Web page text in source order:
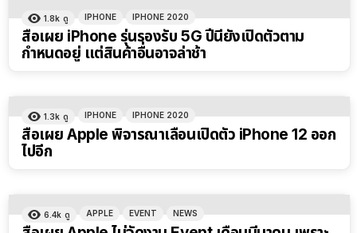
1.8k ดู IPHONE IPHONE 2020
สื่อเผย iPhone รุ่นรองรับ 5G ปีนี้ยังเปิดตัวตาม
กำหนดอยู่ แต่สินค้าอื่นอาจล่าช้า
1.3k ดู IPHONE IPHONE 2020
สื่อเผย Apple พิจารณาเลื่อนเปิดตัว iPhone 12 ออก
ไปอีก
6.4k ดู APPLE EVENT NEWS